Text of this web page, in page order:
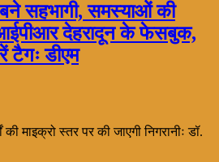
सहभागी, समस्याओं की
देहरादून के फेसबुक,
टैगः डीएम
माइक्रो स्तर पर की जाएगी निगरानीः डॉ.